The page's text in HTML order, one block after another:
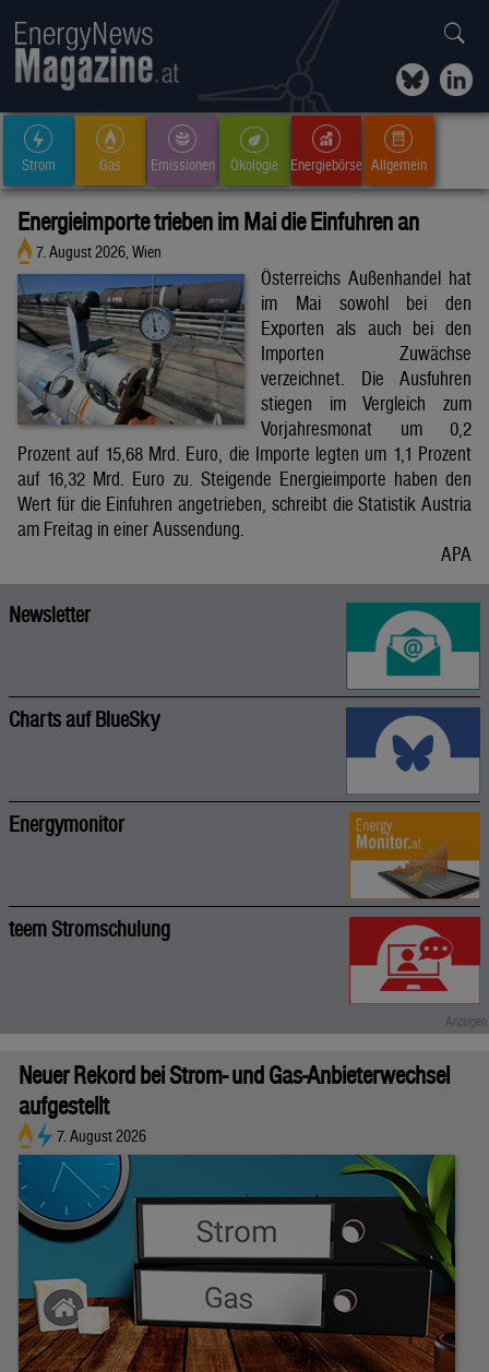
Strom Gas Emissionen Ökologie Energiebörse Allgemein
Energieimporte trieben im Mai die Einfuhren an
7. August 2026, Wien
Österreichs Außenhandel hat
im Mai sowohl bei den
Exporten als auch bei den
Importen Zuwächse
verzeichnet. Die Ausfuhren
stiegen im Vergleich zum
Vorjahresmonat um 0,2
Prozent auf 15,68 Mrd. Euro, die Importe legten um 1,1 Prozent
auf 16,32 Mrd. Euro zu. Steigende Energieimporte haben den
Wert für die Einfuhren angetrieben, schreibt die Statistik Austria
am Freitag in einer Aussendung.
APA
Newsletter
Charts auf BlueSky
Energymonitor
teem Stromschulung
Neuer Rekord bei Strom- und Gas-Anbieterwechsel
aufgestellt
7. August 2026